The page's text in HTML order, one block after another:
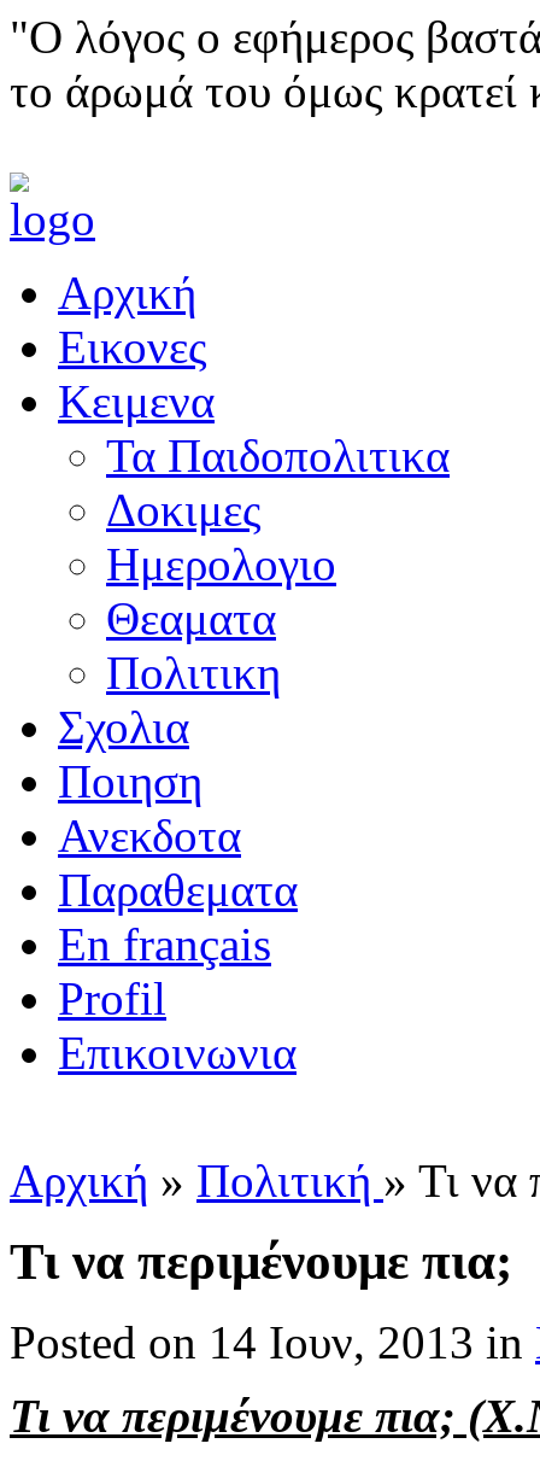
"Ο λόγος ο εφήμερος
το άρωμά του όμως κρατεί
Αρχική
Εικονες
Κειμενα
Τα Παιδοπολιτικα
Δοκιμες
Ημερολογιο
Θεαματα
Πολιτικη
Σχολια
Ποιηση
Ανεκδοτα
Παραθεματα
En français
Profil
Επικοινωνια
Αρχική » Πολιτική » Τι να
Τι να περιμένουμε πια;
Posted on 14 Ιουν, 2013 in
Τι να περιμένουμε πια;